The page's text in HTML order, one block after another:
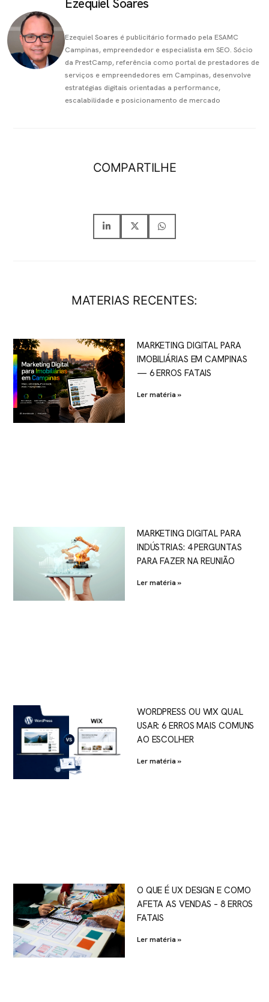
Ezequiel Soares
Ezequiel Soares é publicitário formado pela ESAMC
Campinas, empreendedor e especialista em SEO. Sócio
da PrestCamp, referência como portal de prestadores de
serviços e empreendedores em Campinas, desenvolve
estratégias digitais orientadas a performance,
escalabilidade e posicionamento de mercado
COMPARTILHE
MATERIAS RECENTES:
MARKETING DIGITAL PARA
IMOBILIÁRIAS EM CAMPINAS
— 6 ERROS FATAIS
Ler matéria »
MARKETING DIGITAL PARA
INDÚSTRIAS: 4 PERGUNTAS
PARA FAZER NA REUNIÃO
Ler matéria »
WORDPRESS OU WIX QUAL
USAR: 6 ERROS MAIS COMUNS
AO ESCOLHER
Ler matéria »
O QUE É UX DESIGN E COMO
AFETA AS VENDAS – 8 ERROS
FATAIS
Ler matéria »